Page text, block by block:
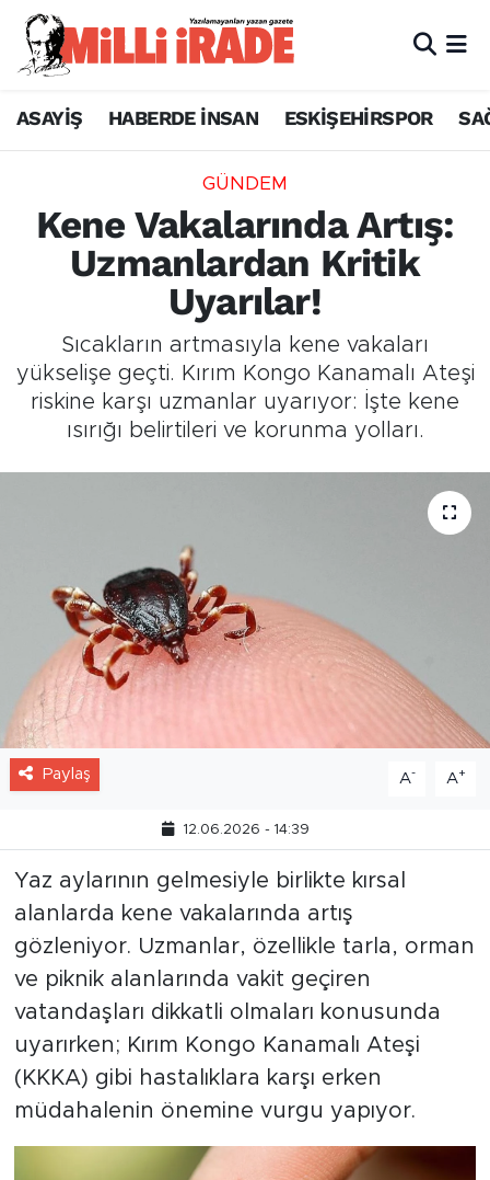
ASAYİŞ HABERDE İNSAN ESKİŞEHİRSPOR
GÜNDEM
Kene Vakalarında Artış:
Uzmanlardan Kritik
Uyarılar!
Sıcakların artmasıyla kene vakaları
yükselişe geçti. Kırım Kongo Kanamalı Ateşi
riskine karşı uzmanlar uyarıyor: İşte kene
ısırığı belirtileri ve korunma yolları.
Paylaş A- A+
12.06.2026 - 14:39
Yaz aylarının gelmesiyle birlikte kırsal
alanlarda kene vakalarında artış
gözleniyor. Uzmanlar, özellikle tarla, orman
ve piknik alanlarında vakit geçiren
vatandaşları dikkatli olmaları konusunda
uyarırken; Kırım Kongo Kanamalı Ateşi
(KKKA) gibi hastalıklara karşı erken
müdahalenin önemine vurgu yapıyor.